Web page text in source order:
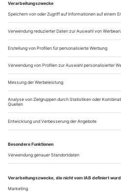
sich. Als ob das Spiel, die
Kraft sei, die den Körper
unter Spannung hält. Ihr den
Sinn für die innere Wahrheit
Kwiecien (immer wieder)
dissoluto...
Historisch, opulent, geradeaus
London | English National Opera |
Gerade noch hatte Deborah
Lesart von Richard Brinsley
Sittenkomödie «The School for
von der Londoner Kritik
Opernregisseurin hat
zeitgenössische Deuterin
ihrem «Don Giovanni» und